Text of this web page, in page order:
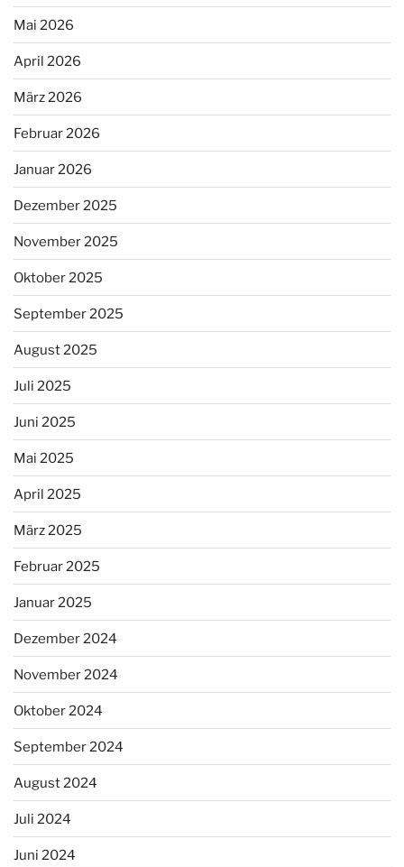
Mai 2026
April 2026
März 2026
Februar 2026
Januar 2026
Dezember 2025
November 2025
Oktober 2025
September 2025
August 2025
Juli 2025
Juni 2025
Mai 2025
April 2025
März 2025
Februar 2025
Januar 2025
Dezember 2024
November 2024
Oktober 2024
September 2024
August 2024
Juli 2024
Juni 2024